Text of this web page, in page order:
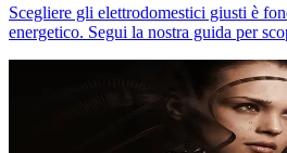
Scegliere gli elettrodomestici giusti è
energetico. Segui la nostra guida per